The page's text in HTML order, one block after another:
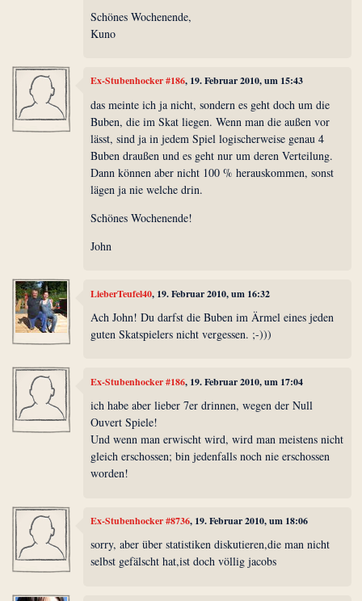
Schönes Wochenende,
Kuno
Ex-Stubenhocker #186, 19. Februar 2010, um 15:43
das meinte ich ja nicht, sondern es geht doch um die
Buben, die im Skat liegen. Wenn man die außen vor
lässt, sind ja in jedem Spiel logischerweise genau 4
Buben draußen und es geht nur um deren Verteilung.
Dann können aber nicht 100 % herauskommen, sonst
lägen ja nie welche drin.
Schönes Wochenende!
John
LieberTeufel40, 19. Februar 2010, um 16:32
Ach John! Du darfst die Buben im Ärmel eines jeden
guten Skatspielers nicht vergessen. ;-)))
Ex-Stubenhocker #186, 19. Februar 2010, um 17:04
ich habe aber lieber 7er drinnen, wegen der Null
Ouvert Spiele!
Und wenn man erwischt wird, wird man meistens nicht
gleich erschossen; bin jedenfalls noch nie erschossen
worden!
Ex-Stubenhocker #8736, 19. Februar 2010, um 18:06
sorry, aber über statistiken diskutieren,die man nicht
selbst gefälscht hat,ist doch völlig jacobs